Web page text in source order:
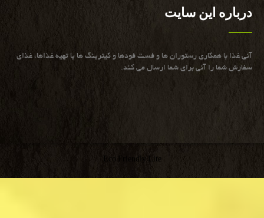
درباره این سایت
آنی غذا با همكاری رستوران ها و فست فودها و كیترینگ ها یا تهیه غذاها، غذای
سفارش شما را آنی برای شما ارسال می كند.
Eco Friendly Lite